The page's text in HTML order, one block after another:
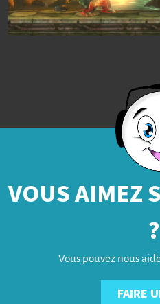
VOUS AIMEZ
?
Vous pouvez nous
FAIRE